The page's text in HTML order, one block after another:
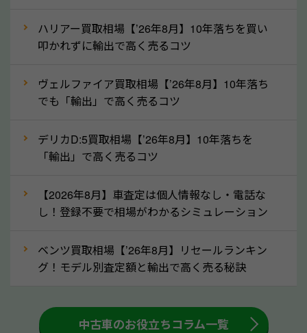
定を行い高価買取価格をつけやすくなります。
ってきます！
月割りで返還されるものです。ですから、自動車税の
還付金は早めに売却するほど多く還付されます。不要
③自動車税の還付金の扱いについて確認し
車を廃車にすると、自動車税の還付金を受け取ること
付金をお客様に返還しない業者もあります。廃車査定
をする際には、自動車税の還付金の返還があるかどう
ハリアー買取相場【’26年8月】10年落ちを買い
叩かれずに輸出で高く売るコツ
ヴェルファイア買取相場【’26年8月】10年落ち
でも「輸出」で高く売るコツ
デリカD:5買取相場【’26年8月】10年落ちを
「輸出」で高く売るコツ
【2026年8月】車査定は個人情報なし・電話な
し！登録不要で相場がわかるシミュレーション
ベンツ買取相場【’26年8月】リセールランキン
グ！モデル別査定額と輸出で高く売る秘訣
中古車のお役立ちコラム一覧